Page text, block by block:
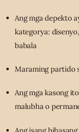
Ang mga depekto
kategorya:
babala
Maraming partido
Ang mga kasong
malubha o